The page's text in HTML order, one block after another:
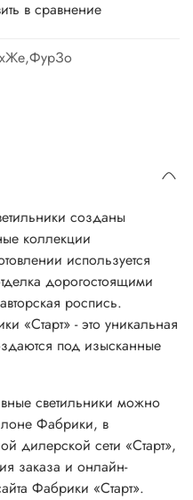
в сравнение
созданы
коллекции
используется
дорогостоящими
роспись.
«Старт» - это уникальная
под изысканные
светильники можно
Фабрики, в
дилерской сети «Старт»,
заказа и онлайн-
Фабрики «Старт».